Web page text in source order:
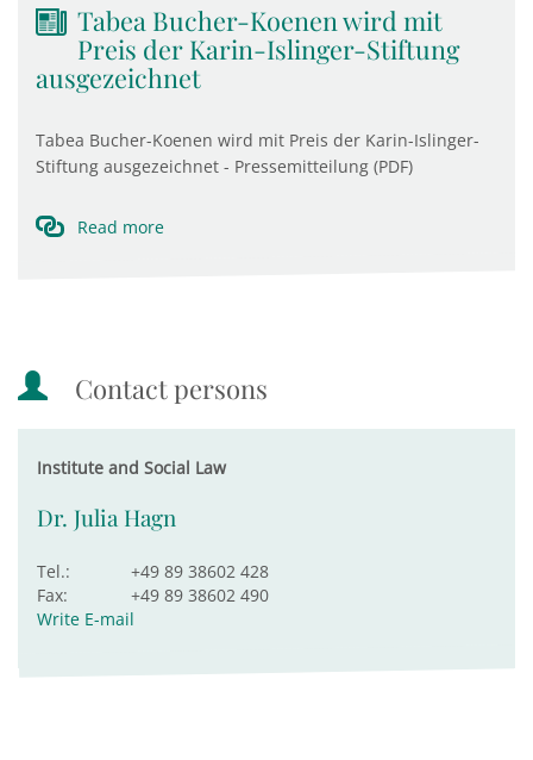
Tabea Bucher-Koenen wird mit
Preis der Karin-Islinger-Stiftung
ausgezeichnet
Tabea Bucher-Koenen wird mit Preis der Karin-Islinger-
Stiftung ausgezeichnet - Pressemitteilung (PDF)
Read more
Contact persons
Institute and Social Law
Dr. Julia Hagn
Tel.:
+49 89 38602 428
Fax:
+49 89 38602 490
Write E-mail